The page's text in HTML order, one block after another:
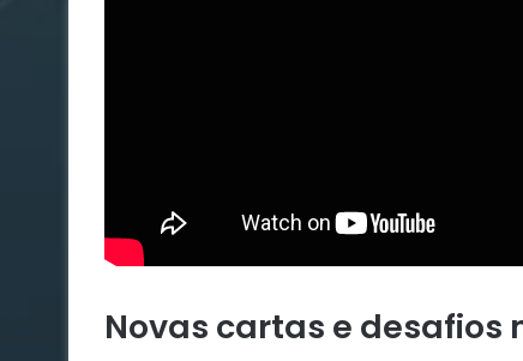
Novas cartas e desafios